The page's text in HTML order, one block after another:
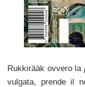
Rukkirääk ovvero la
vulgata, prende il